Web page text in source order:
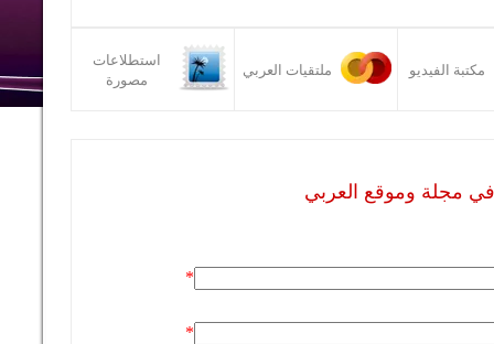
استطلاعات
مصورة
ملتقيات العربي مكتبة الفيديو
مجلة وموقع العربي
*
*